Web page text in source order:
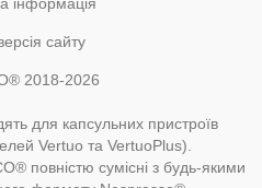
сайту
2018-2026
для капсульних пристроїв
Vertuo та VertuoPlus).
повністю сумісні з будь-якими